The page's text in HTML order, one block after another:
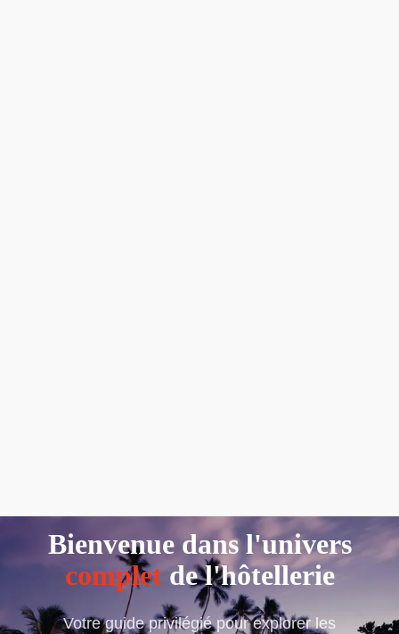
Bienvenue dans l'univers
completde l'hôtellerie
Votre guide privilégié pour explorer les